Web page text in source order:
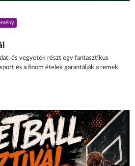
és vegyetek részt egy fantasztikus
és a finom ételek garantálják a remek